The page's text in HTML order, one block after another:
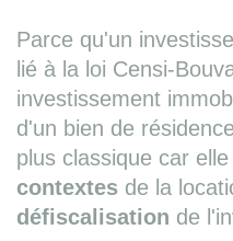
Parce qu'un
lié à la loi Censi-
investissement
d'un bien de
plus classique car
contextes de la
défiscalisation de